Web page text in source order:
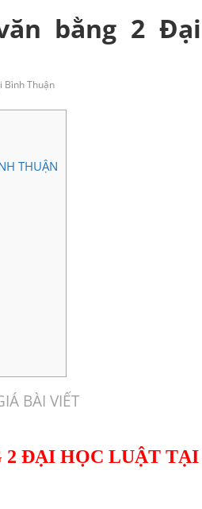
bằng 2
Bình Thuận
THUẬN
BÀI VIẾT
2 ĐẠI HỌC LUẬT